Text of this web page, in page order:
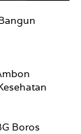
Boros